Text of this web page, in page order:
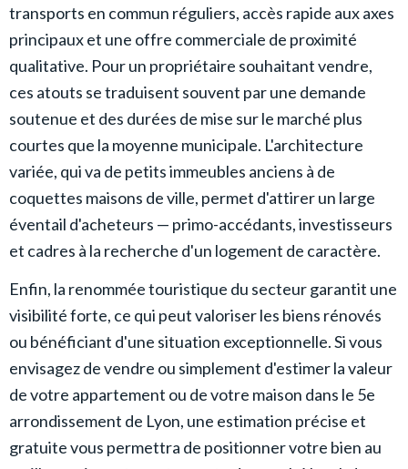
transports en commun réguliers, accès rapide aux axes
principaux et une offre commerciale de proximité
qualitative. Pour un propriétaire souhaitant vendre,
ces atouts se traduisent souvent par une demande
soutenue et des durées de mise sur le marché plus
courtes que la moyenne municipale. L'architecture
variée, qui va de petits immeubles anciens à de
coquettes maisons de ville, permet d'attirer un large
éventail d'acheteurs — primo-accédants, investisseurs
et cadres à la recherche d'un logement de caractère.
Enfin, la renommée touristique du secteur garantit une
visibilité forte, ce qui peut valoriser les biens rénovés
ou bénéficiant d'une situation exceptionnelle. Si vous
envisagez de vendre ou simplement d'estimer la valeur
de votre appartement ou de votre maison dans le 5e
arrondissement de Lyon, une estimation précise et
gratuite vous permettra de positionner votre bien au